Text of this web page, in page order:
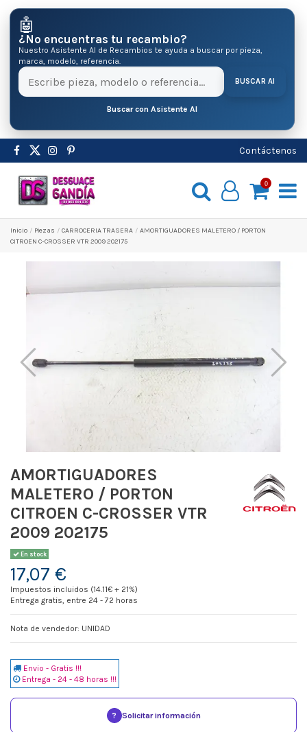
🤖
¿No encuentras tu recambio?
Nuestro Asistente AI de Recambios te ayuda a buscar por pieza,
marca, modelo, referencia.
BUSCAR AI
Buscar con Asistente AI
Contáctenos
0
Inicio Pіezas CARROCERIA TRASERA
AMORTIGUADORES MALETERO / PORTON
CITROEN C-CROSSER VTR 2009 202175
AMORTIGUADORES
MALETERO / PORTON
CITROEN C-CROSSER VTR
2009 202175
En stock
17,07 €
Impuestos incluidos (14.11€ + 21%)
Entrega gratis, entre 24 - 72 horas
Nota de vendedor: UNIDAD
Envio - Gratis !!!
Entrega - 24 - 48 horas !!!
? Solicitar información